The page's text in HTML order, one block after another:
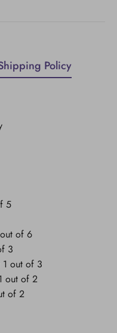
5
of 6
3
1 out of 3
out of 2
of 2
Policy